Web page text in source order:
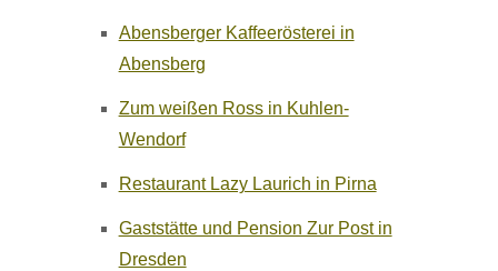
Abensberger Kaffeerösterei in
Abensberg
Zum weißen Ross in Kuhlen-
Wendorf
Restaurant Lazy Laurich in Pirna
Gaststätte und Pension Zur Post in
Dresden